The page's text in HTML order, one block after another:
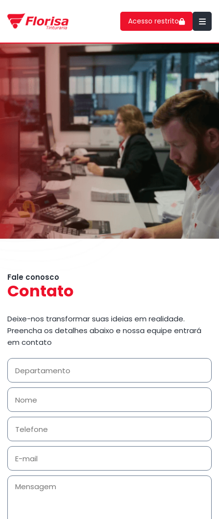
Acesso restrito
Fale conosco
Contato
Deixe-nos transformar suas ideias em realidade.
Preencha os detalhes abaixo e nossa equipe entrará
em contato